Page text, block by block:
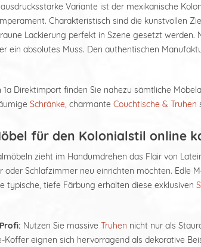
Variante ist der mexikanische
Charakteristisch sind die kunstvollen
Lackierung perfekt in Szene gesetzt werden.
ein absolutes Muss. Den authentischen
1a Direktimport finden Sie nahezu sämtliche
Schränke, charmante Couchtische & Truhen
für den Kolonialstil online
zieht im Handumdrehen das Flair von
oder Schlafzimmer neu einrichten möchten. Edle
typische, tiefe Färbung erhalten diese exklusiven
Nutzen Sie massive Truhen nicht nur als
Koffer eignen sich hervorragend als dekorative